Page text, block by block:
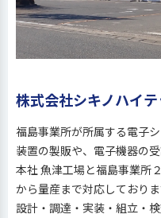
株式会社シキノハイ
福島事業所が所属する電子
装置の製販や、電子機器の
本社 魚津工場と福島事業所
から量産まで対応しておりま
設計・調達・実装・組立・